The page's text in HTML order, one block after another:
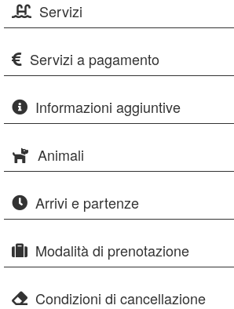
Servizi
Servizi a pagamento
Informazioni aggiuntive
Animali
Arrivi e partenze
Modalità di prenotazione
Condizioni di cancellazione